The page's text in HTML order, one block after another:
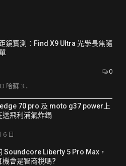
鏡實測：Find X9 Ultra 光學長焦隨
0
哈蘇 3...
70 pro 及 moto g37 power上
送飛利浦氣炸鍋
6 日
Soundcore Liberty 5 Pro Max，
機會是智商稅嗎?